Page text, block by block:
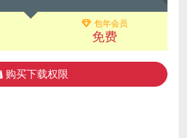
包年会员
免费
购买下载权限